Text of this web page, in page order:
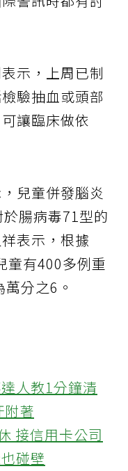
示，上周已制
驗抽血或頭部
讓臨床做依
兒童併發腦炎
腸病毒71型的
表示，根據
童有400多例重
分之6。
人教1分鐘清
附著
接信用卡公司
碰壁